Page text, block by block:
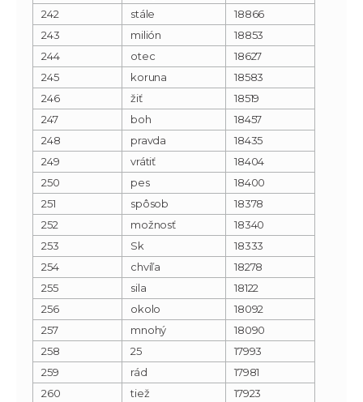
242
stále
18866
243
milión
18853
244
otec
18627
245
koruna
18583
246
žiť
18519
247
boh
18457
248
pravda
18435
249
vrátiť
18404
250
pes
18400
251
spôsob
18378
252
možnosť
18340
253
Sk
18333
254
chvíľa
18278
255
sila
18122
256
okolo
18092
257
mnohý
18090
258
25
17993
259
rád
17981
260
tiež
17923